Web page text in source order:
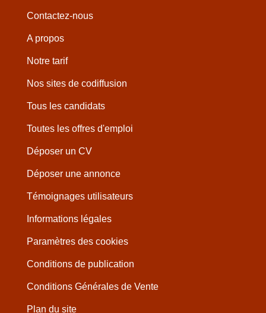
Contactez-nous
A propos
Notre tarif
Nos sites de codiffusion
Tous les candidats
Toutes les offres d'emploi
Déposer un CV
Déposer une annonce
Témoignages utilisateurs
Informations légales
Paramètres des cookies
Conditions de publication
Conditions Générales de Vente
Plan du site